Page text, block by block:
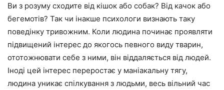
Ви з розуму сходите від кішок або собак? Від качок або
бегемотів? Так чи інакше психологи визнають таку
поведінку тривожним. Коли людина починає проявляти
підвищений інтерес до якогось певного виду тварин,
ототожнювати себе з ними, він віддаляється від людей.
Іноді цей інтерес переростає у маніакальну тягу,
людина уникає спілкування з людьми, весь вільний час